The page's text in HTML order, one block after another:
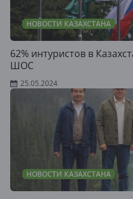
НОВОСТИ КАЗАХСТАНА
62% интуристов в
ШОС
25.05.2024
НОВОСТИ КАЗАХСТАНА